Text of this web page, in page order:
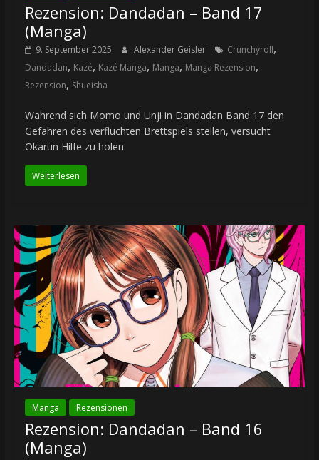
Rezension: Dandadan – Band 17
(Manga)
9. September 2025 Alexander Geisler Crunchyroll,
Dandadan, Kazé, Kazé Manga, Manga, Manga Rezension,
Rezension, Shueisha
Während sich Momo und Unji in Dandadan Band 17 den
Gefahren des verfluchten Brettspiels stellen, versucht
Okarun Hilfe zu holen.
Weiterlesen
Manga Rezensionen
Rezension: Dandadan – Band 16
(Manga)